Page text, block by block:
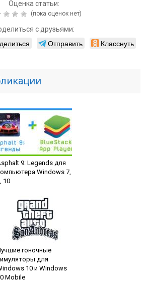
Оценка статьи:
(пока оценок нет)
с друзьями:
Отправить Класснуть
9: Legends для
Windows 7,
10
гоночные
для
10 и Windows
Mobile